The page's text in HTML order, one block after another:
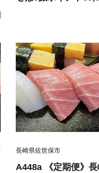
ジタル地域通貨 電
決済 飲食 宿泊 体験
ステンボス 佐世保
旅行
長崎県佐世保市
A448a 《定期便》